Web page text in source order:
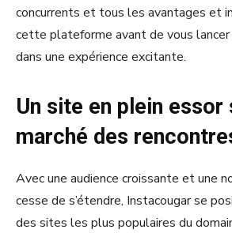
concurrents et tous les avantages et
cette plateforme avant de vous
dans une expérience excitante.
Un site en plein essor
marché des
Avec une audience croissante et une
cesse de s’étendre, Instacougar se
des sites les plus populaires du